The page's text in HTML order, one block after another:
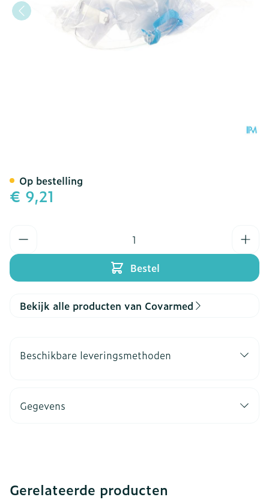
€ 9,21
Bestel
Op bestelling
Bekijk alle producten van Covarmed
Beschikbare leveringsmethoden
Gegevens
Gerelateerde producten